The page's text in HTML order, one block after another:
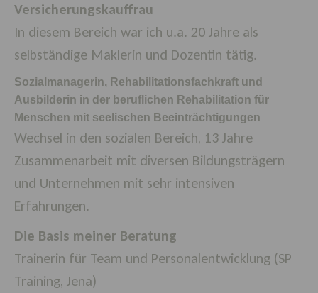
Versicherungskauffrau
In diesem Bereich war ich u.a. 20 Jahre als
selbständige Maklerin und Dozentin tätig.
Sozialmanagerin, Rehabilitationsfachkraft und
Ausbilderin in der beruflichen Rehabilitation für
Menschen mit seelischen Beeinträchtigungen
Wechsel in den sozialen Bereich, 13 Jahre
Zusammenarbeit mit diversen Bildungsträgern
und Unternehmen mit sehr intensiven
Erfahrungen.
Die Basis meiner Beratung
Trainerin für Team und Personalentwicklung (SP
Training, Jena)